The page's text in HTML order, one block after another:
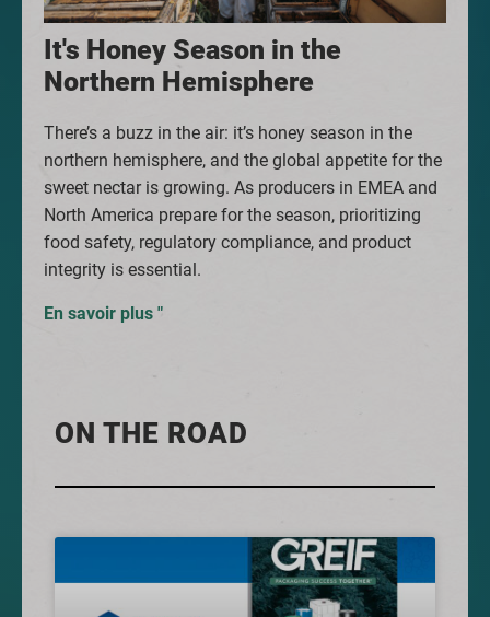
It's Honey Season in the
Northern Hemisphere
There’s a buzz in the air: it’s honey season in the
northern hemisphere, and the global appetite for the
sweet nectar is growing. As producers in EMEA and
North America prepare for the season, prioritizing
food safety, regulatory compliance, and product
integrity is essential.
En savoir plus "
ON THE ROAD